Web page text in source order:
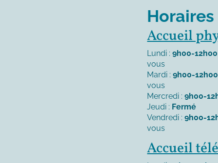
Accueil
Lundi :9h00-12h00
vous
Mardi :9h00-12h00
vous
Mercredi :9h00-
Jeudi : Fermé
Vendredi :9h00-
vous
Accueil